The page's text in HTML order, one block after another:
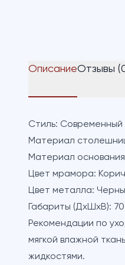
ОписаниеОтзывы
Стиль: Современный
Материал
Материал
Цвет мрамора:
Цвет металла:
Габариты (ДхШхВ):
Рекомендации по
мягкой влажной
жидкостями.